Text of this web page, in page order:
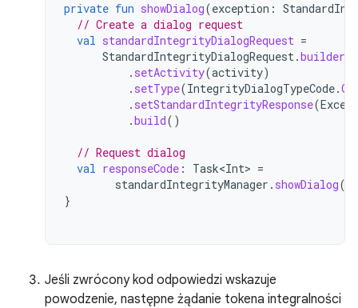
private fun showDialog(exception :
// Create a dialog request
val standardIntegrityDialogRequest =
StandardIntegrityDialogRequest.builder
. setActivity(activity)
. setType(IntegrityDialogTypeCode.
. setStandardIntegrityResponse(
.build()
// Request dialog
val responseCode : Task<Int> =
standardIntegrityManager . showDialog(
}
Jeśli zwrócony kod odpowiedzi wskazuje
powodzenie, następne żądanie tokena integralności